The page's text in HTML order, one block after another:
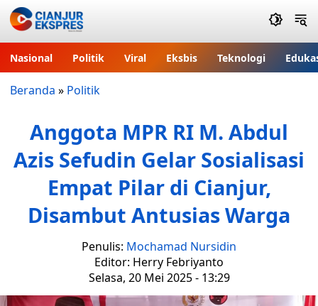
Nasional Politik Viral Eksbis Teknologi
Beranda » Politik
Anggota MPR RI M. Abdul
Azis Sefudin Gelar Sosialisasi
Empat Pilar di Cianjur,
Disambut Antusias Warga
Penulis: Mochamad Nursidin
Editor: Herry Febriyanto
Selasa, 20 Mei 2025 - 13:29